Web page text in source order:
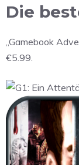
Die
„Gamebook
€5.99.